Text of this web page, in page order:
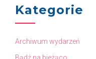
Kategorie
Archiwum wydarzeń